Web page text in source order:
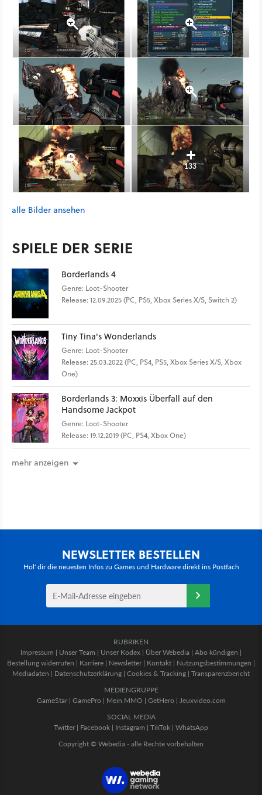
133
alle Bilder ansehen
SPIELE DER SERIE
Borderlands 4
Genre: Loot-Shooter
Release: 12.09.2025 (PC, PS5, Xbox Series X/S, Switch 2)
Tiny Tina's Wonderlands
Genre: Loot-Shooter
Release: 25.03.2022 (PC, PS4, PS5, Xbox Series X/S, Xbox
One)
Borderlands 3: Moxxis Überfall auf den
Handsome Jackpot
Genre: Loot-Shooter
Release: 19.12.2019 (PC, PS4, Xbox One)
mehr anzeigen
NEWSLETTER BESTELLEN
Hol' dir die neuesten Infos zu Games und Hardware direkt ins Postfach
RUBRIKEN
Impressum | Unser Team | Unser Kodex | Über Webedia | Abo kündigen |
Bestellung widerrufen | Karriere | Newsletter | Kontakt | Nutzungsbestimmungen |
Mediadaten | Datenschutzerklärung | Cookies & Tracking | Transparenzbericht
MEDIENGRUPPE
GameStar| GamePro | Mein MMO | GetHero | Jeuxvideo.com
SOCIAL MEDIA
Twitter | Facebook | Instagram | TikTok | WhatsApp
Copyright © Webedia - alle Rechte vorbehalten